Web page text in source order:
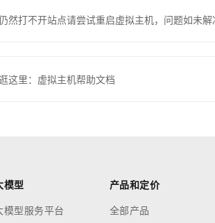
然打不开站点请尝试重启虚拟主机，问题如未
这里：虚拟主机帮助文档